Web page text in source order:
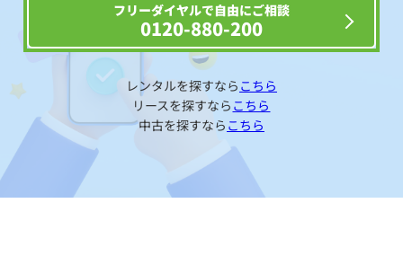
フリーダイヤルで自由にご相談
0120-880-200
レンタルを探すなら こちら
リースを探すなら こちら
中古を探すなら こちら